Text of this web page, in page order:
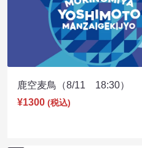
鹿空麦鳥（8/11 18:30）
¥1300 (税込)